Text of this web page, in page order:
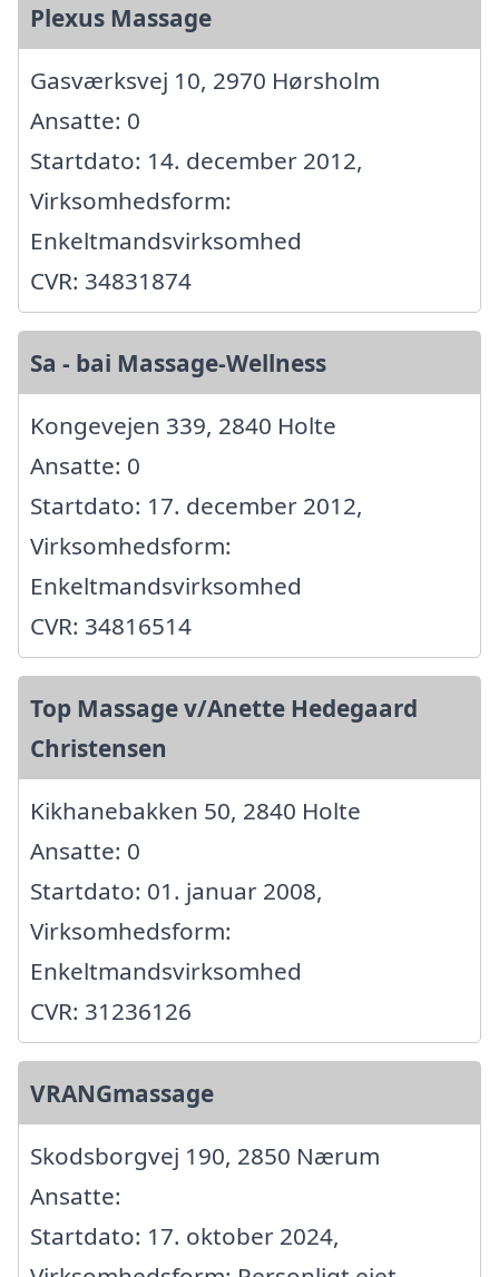
Plexus Massage
Gasværksvej 10, 2970 Hørsholm
Ansatte: 0
Startdato: 14. december 2012,
Virksomhedsform:
Enkeltmandsvirksomhed
CVR: 34831874
Sa - bai Massage-Wellness
Kongevejen 339, 2840 Holte
Ansatte: 0
Startdato: 17. december 2012,
Virksomhedsform:
Enkeltmandsvirksomhed
CVR: 34816514
Top Massage v/Anette Hedegaard
Christensen
Kikhanebakken 50, 2840 Holte
Ansatte: 0
Startdato: 01. januar 2008,
Virksomhedsform:
Enkeltmandsvirksomhed
CVR: 31236126
VRANGmassage
Skodsborgvej 190, 2850 Nærum
Ansatte:
Startdato: 17. oktober 2024,